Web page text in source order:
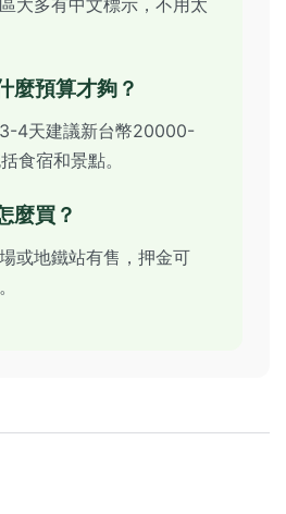
大多有中文標示，不用太
麼預算才夠？
4天建議新台幣20000-
食宿和景點。
麼買？
或地鐵站有售，押金可